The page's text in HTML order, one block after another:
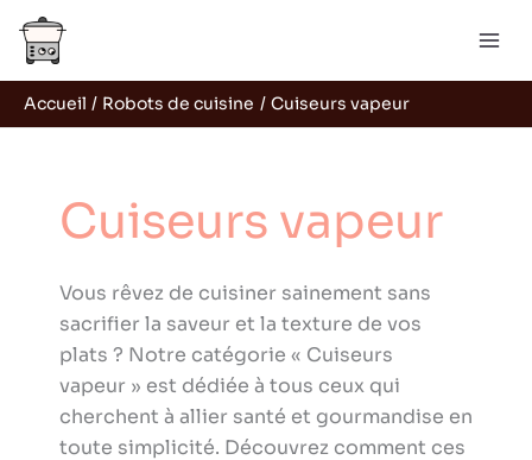
Aller
contenu
Accueil
Robots de cuisine Cuiseurs vapeur
Cuiseurs vapeur
Vous rêvez de cuisiner sainement sans
sacrifier la saveur et la texture de vos
plats ? Notre catégorie « Cuiseurs
vapeur » est dédiée à tous ceux qui
cherchent à allier santé et gourmandise en
toute simplicité. Découvrez comment ces
Rechercher